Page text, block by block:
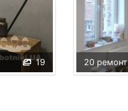
19 20 ремонт